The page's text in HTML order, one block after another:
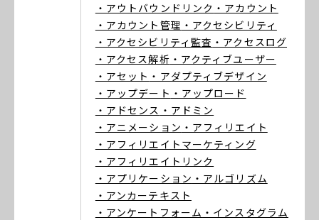
・アウトバウンドリンク ・アカウント
・アカウント管理 ・アクセシビリティ
・アクセシビリティ監査 ・アクセスログ
・アクセス解析 ・アクティブユーザー
・アセット ・アダプティブデザイン
・アップデート ・アップロード
・アドセンス ・アドミン
・アニメーション ・アフィリエイト
・アフィリエイトマーケティング
・アフィリエイトリンク
・アプリケーション ・アルゴリズム
・アンカーテキスト
・アンケートフォーム ・インスタグラム